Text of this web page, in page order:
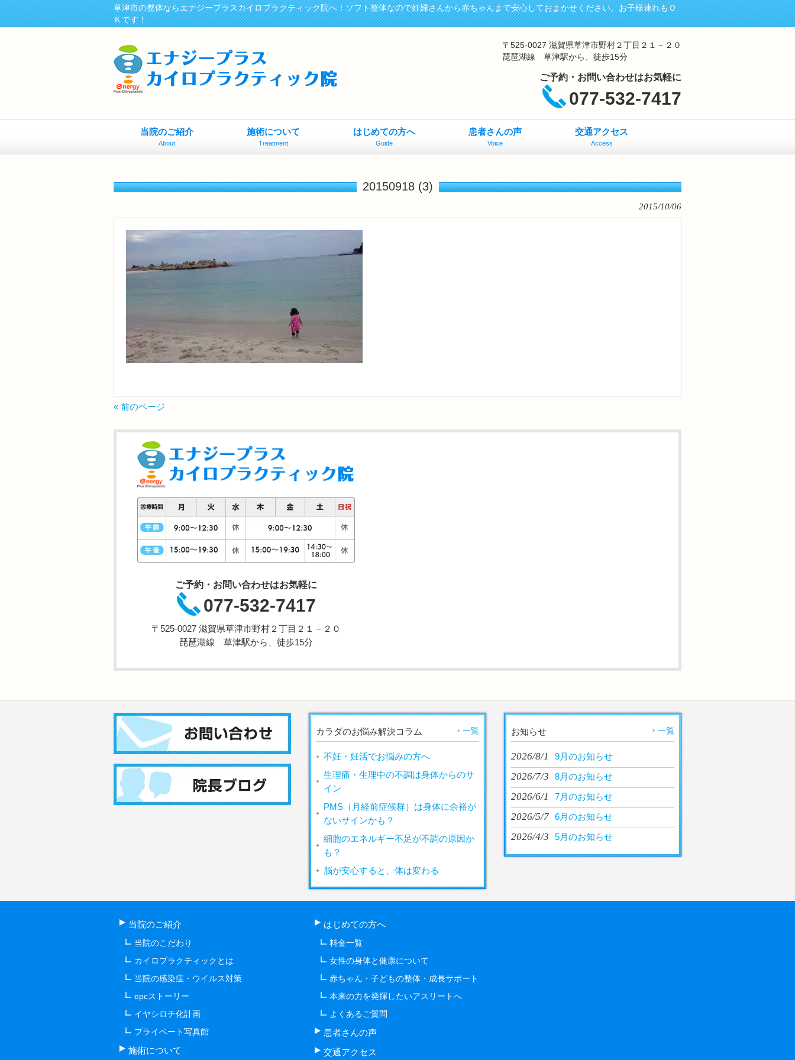
草津市の整体ならエナジープラスカイロプラクティック院へ！ソフト整体なので妊婦さんから赤ちゃんまで安心しておまかせください。お子様連れもＯ
Ｋです！
〒525-0027 滋賀県草津市野村２丁目２１－２０
琵琶湖線 草津駅から、徒歩15分
ご予約・お問い合わせはお気軽に
077-532-7417
当院のご紹介
About
施術について
Treatment
はじめての方へ
Guide
患者さんの声
Voice
交通アクセス
Access
20150918 (3)
2015/10/06
« 前のページ
ご予約・お問い合わせはお気軽に
077-532-7417
〒525-0027 滋賀県草津市野村２丁目２１－２０
琵琶湖線 草津駅から、徒歩15分
カラダのお悩み解決コラム 一覧
不妊・妊活でお悩みの方へ
生理痛・生理中の不調は身体からのサ
イン
PMS（月経前症候群）は身体に余裕が
ないサインかも？
細胞のエネルギー不足が不調の原因か
も？
脳が安心すると、体は変わる
お知らせ 一覧
2026/8/1 9月のお知らせ
2026/7/3 8月のお知らせ
2026/6/1 7月のお知らせ
2026/5/7 6月のお知らせ
2026/4/3 5月のお知らせ
当院のご紹介
当院のこだわり
カイロプラクティックとは
当院の感染症・ウイルス対策
epcストーリー
イヤシロチ化計画
プライベート写真館
施術について
はじめての方へ
料金一覧
女性の身体と健康について
赤ちゃん・子どもの整体・成長サポート
本来の力を発揮したいアスリートへ
よくあるご質問
患者さんの声
交通アクセス